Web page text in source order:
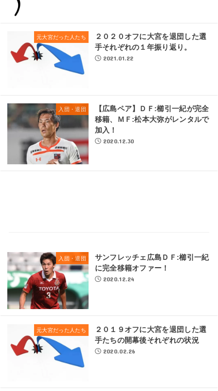
元大宮だった人たち
２０２０オフに大宮を退団した選
手それぞれの１年振り返り。
2021.01.22
入団・退団
【広島ペア】ＤＦ:櫛引一紀が完全
移籍、ＭＦ:松本大弥がレンタルで
加入！
2020.12.30
入団・退団
サンフレッチェ広島ＤＦ:櫛引一紀
に完全移籍オファー！
2020.12.24
元大宮だった人たち
２０１９オフに大宮を退団した選
手たちの開幕後それぞれの状況
2020.02.26